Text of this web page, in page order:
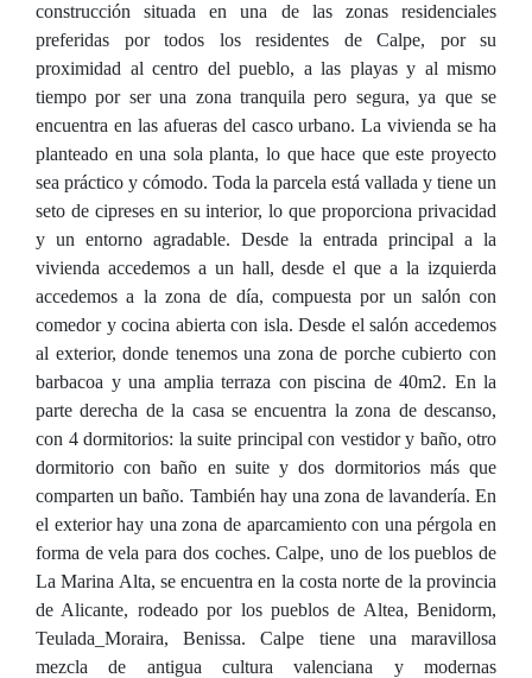
construcción situada en una de las zonas residenciales
preferidas por todos los residentes de Calpe, por su
proximidad al centro del pueblo, a las playas y al mismo
tiempo por ser una zona tranquila pero segura, ya que se
encuentra en las afueras del casco urbano. La vivienda se ha
planteado en una sola planta, lo que hace que este proyecto
sea práctico y cómodo. Toda la parcela está vallada y tiene un
seto de cipreses en su interior, lo que proporciona privacidad
y un entorno agradable. Desde la entrada principal a la
vivienda accedemos a un hall, desde el que a la izquierda
accedemos a la zona de día, compuesta por un salón con
comedor y cocina abierta con isla. Desde el salón accedemos
al exterior, donde tenemos una zona de porche cubierto con
barbacoa y una amplia terraza con piscina de 40m2. En la
parte derecha de la casa se encuentra la zona de descanso,
con 4 dormitorios: la suite principal con vestidor y baño, otro
dormitorio con baño en suite y dos dormitorios más que
comparten un baño. También hay una zona de lavandería. En
el exterior hay una zona de aparcamiento con una pérgola en
forma de vela para dos coches. Calpe, uno de los pueblos de
La Marina Alta, se encuentra en la costa norte de la provincia
de Alicante, rodeado por los pueblos de Altea, Benidorm,
Teulada_Moraira, Benissa. Calpe tiene una maravillosa
mezcla de antigua cultura valenciana y modernas